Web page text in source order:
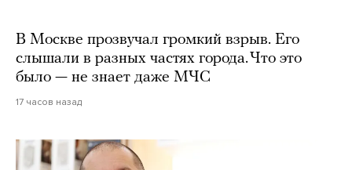
В Москве прозвучал громкий взрыв. Его
слышали в разных частях города. Что это
было — не знает даже МЧС
17 часов назад